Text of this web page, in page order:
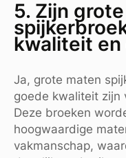
5. Zijn
kwaliteit en
Ja, grote maten
goede kwaliteit zijn
Deze broeken
hoogwaardige
vakmanschap,